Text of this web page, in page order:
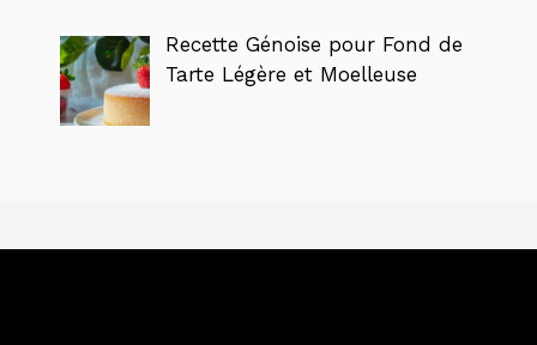
Recette Génoise pour Fond de
Tarte Légère et Moelleuse